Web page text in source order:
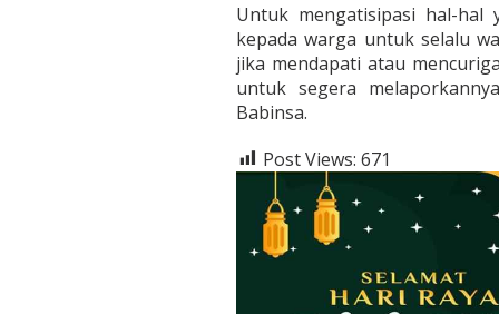
Untuk mengatisipasi hal-hal
kepada warga untuk selalu
jika mendapati atau
untuk segera
Babinsa.
Post Views: 671